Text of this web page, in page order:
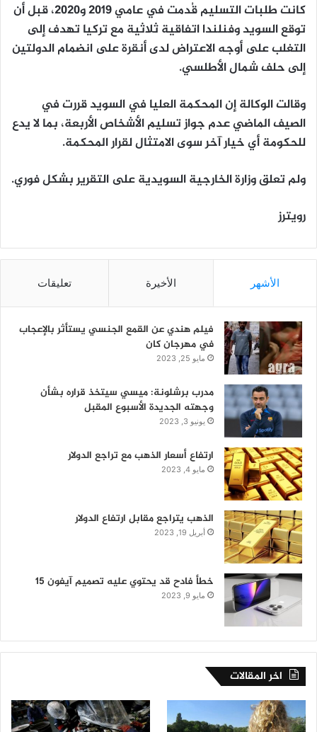
كانت طلبات التسليم قُدمت في عامي 2019 و2020، قبل أن
توقع السويد وفنلندا اتفاقية ثلاثية مع تركيا تهدف إلى
التغلب على أوجه الاعتراض لدى أنقرة على انضمام الدولتين
إلى حلف شمال الأطلسي.
وقالت الوكالة إن المحكمة العليا في السويد قررت في
الصيف الماضي عدم جواز تسليم الأشخاص الأربعة، بما لا يدع
للحكومة أي خيار آخر سوى الامتثال لقرار المحكمة.
ولم تعلق وزارة الخارجية السويدية على التقرير بشكل فوري.
رويترز
الأشهر الأخيرة تعليقات
فيلم هندي عن القمع الجنسي يستأثر بالإعجاب
في مهرجان كان
مايو 25, 2023
مدرب برشلونة: ميسي سيتخذ قراره بشأن
وجهته الجديدة الأسبوع المقبل
يونيو 3, 2023
ارتفاع أسعار الذهب مع تراجع الدولار
مايو 4, 2023
الذهب يتراجع مقابل ارتفاع الدولار
أبريل 19, 2023
خطأ فادح قد يحتوي عليه تصميم آيفون 15
مايو 9, 2023
اخر المقالات